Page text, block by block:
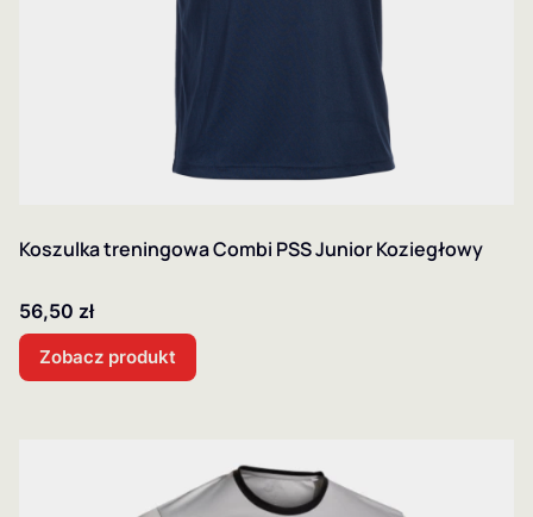
Koszulka treningowa Combi PSS Junior Koziegłowy
Cena
56,50 zł
Zobacz produkt